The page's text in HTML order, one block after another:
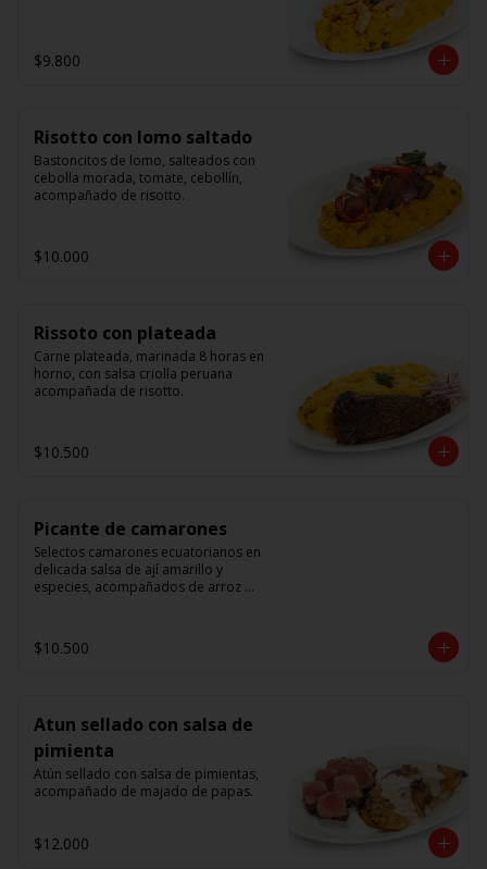
$9.800
Risotto con lomo saltado
Bastoncitos de lomo, salteados con
cebolla morada, tomate, cebollín,
acompañado de risotto.
$10.000
Rissoto con plateada
Carne plateada, marinada 8 horas en
horno, con salsa criolla peruana
acompañada de risotto.
$10.500
Picante de camarones
Selectos camarones ecuatorianos en
delicada salsa de ají amarillo y
especies, acompañados de arroz
$10.500
Atun sellado con salsa de
pimienta
Atún sellado con salsa de pimientas,
acompañado de majado de papas.
$12.000